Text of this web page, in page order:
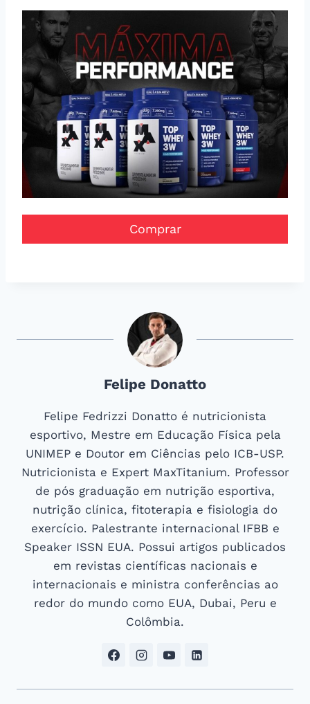
Comprar
Felipe Donatto
Felipe Fedrizzi Donatto é nutricionista
esportivo, Mestre em Educação Física pela
UNIMEP e Doutor em Ciências pelo ICB-USP.
Nutricionista e Expert MaxTitanium. Professor
de pós graduação em nutrição esportiva,
nutrição clínica, fitoterapia e fisiologia do
exercício. Palestrante internacional IFBB e
Speaker ISSN EUA. Possui artigos publicados
em revistas científicas nacionais e
internacionais e ministra conferências ao
redor do mundo como EUA, Dubai, Peru e
Colômbia.